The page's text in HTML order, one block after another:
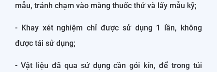
mẫu, tránh chạm vào màng thuốc thử và lấy mẫu kỹ;
- Khay xét nghiệm chỉ được sử dụng 1 lần, không
được tái sử dụng;
- Vật liệu đã qua sử dụng cần gói kín, để trong túi